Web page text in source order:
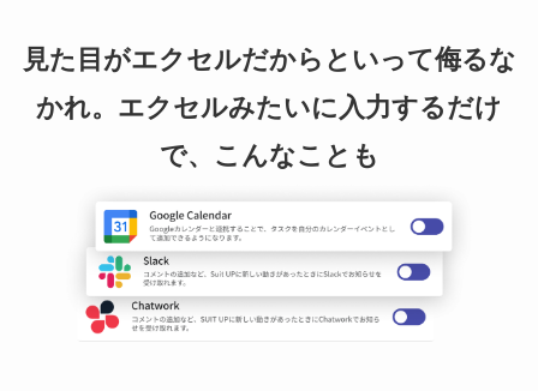
見た目がエクセルだからといって侮るな
かれ。エクセルみたいに入力するだけ
で、こんなことも